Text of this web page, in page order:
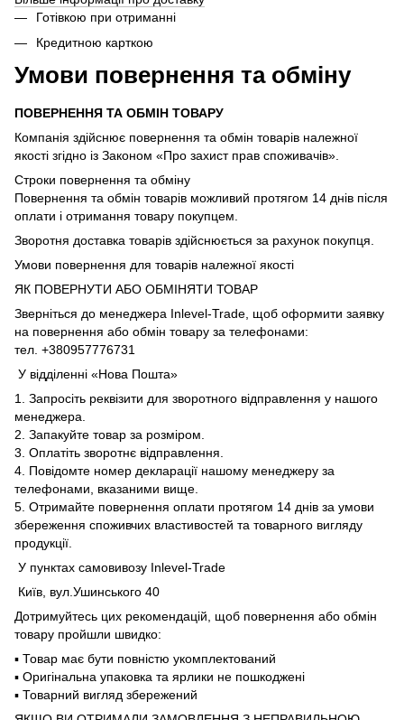
Готівкою при отриманні
Кредитною карткою
Умови повернення та обміну
ПОВЕРНЕННЯ ТА ОБМІН ТОВАРУ
Компанія здійснює повернення та обмін товарів належної
якості згідно із Законом «Про захист прав споживачів».
Строки повернення та обміну
Повернення та обмін товарів можливий протягом 14 днів після
оплати і отримання товару покупцем.
Зворотня доставка товарів здійснюється за рахунок покупця.
Умови повернення для товарів належної якості
ЯК ПОВЕРНУТИ АБО ОБМІНЯТИ ТОВАР
Зверніться до менеджера Inlevel-Trade, щоб оформити заявку
на повернення або обмін товару за телефонами:
тел. +380957776731
У відділенні «Нова Пошта»
1. Запросіть реквізити для зворотного відправлення у нашого
менеджера.
2. Запакуйте товар за розміром.
3. Оплатіть зворотнє відправлення.
4. Повідомте номер декларації нашому менеджеру за
телефонами, вказаними вище.
5. Отримайте повернення оплати протягом 14 днів за умови
збереження споживчих властивостей та товарного вигляду
продукції.
У пунктах самовивозу Inlevel-Trade
Київ, вул.Ушинського 40
Дотримуйтесь цих рекомендацій, щоб повернення або обмін
товару пройшли швидко:
▪️ Товар має бути повністю укомплектований
▪️ Оригінальна упаковка та ярлики не пошкоджені
▪️ Товарний вигляд збережений